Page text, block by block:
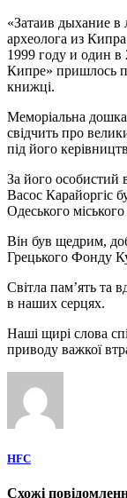
«Затаив дыхание в
археолога из
1999 году и один
Кипре» пришлось
книжці.
Меморіальна
свідчить про
під його
За його особистий
Васос Карайоргіс
Одеського міського
Він був щедрим,
Грецького Фонду
Світла пам’ять та
в наших серцях.
Наші щирі слова
приводу важкої
HFC
Схожі